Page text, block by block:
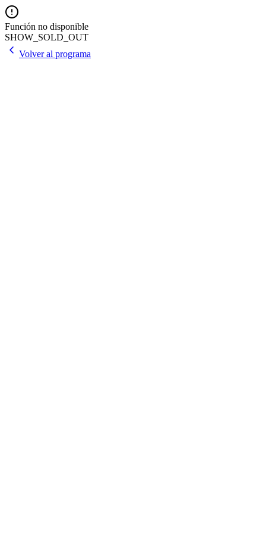
Función no disponible
SHOW_SOLD_OUT
Volver al programa